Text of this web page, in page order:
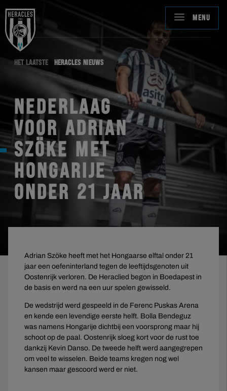
MENU
HET LAATSTE HERACLES NIEUWS
NEDERLAAG
VOOR ADRIAN
SZÖKE MET
HONGARIJE
ONDER 21 JAAR
Adrian Szöke heeft met het Hongaarse elftal onder 21
jaar een oefeninterland tegen de leeftijdsgenoten uit
Oostenrijk verloren. De Heraclied begon in Boedapest in
de basis en werd na een uur spelen gewisseld.
De wedstrijd werd gespeeld in de Ferenc Puskas Arena
en kende een levendige eerste helft. Bolla Bendeguz
was namens Hongarije dichtbij een voorsprong maar hij
schoot op de paal. Oostenrijk sloeg kort voor de rust toe
dankzij Kevin Danso. De tweede helft werd aangegrepen
om veel te wisselen. Beide teams kregen nog wel
kansen maar gescoord werd er niet.